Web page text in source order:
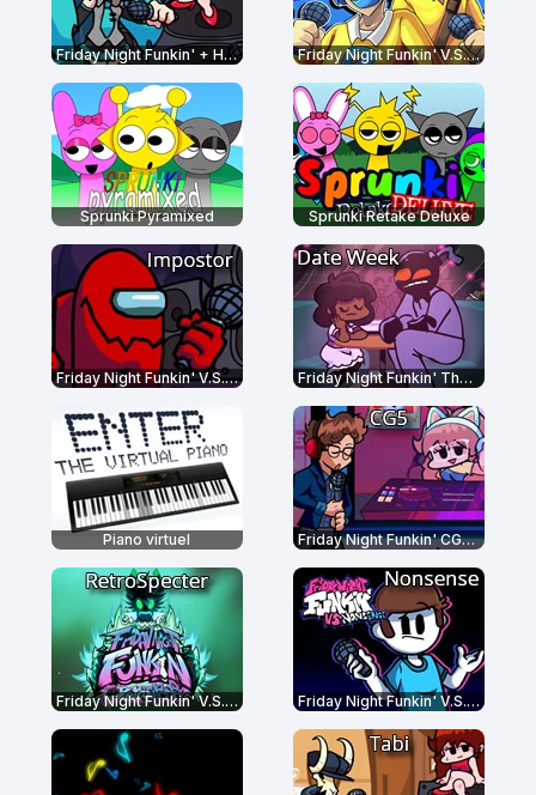
Friday Night Funkin' + Hatsune Miku Friday Night Funkin' V.S. Bob and Bosip
Sprunki Pyramixed Sprunki Retake Deluxe
Friday Night Funkin' V.S. Impostor Friday Night Funkin' The Date Week
Piano virtuel Friday Night Funkin' CG5 Edition
Friday Night Funkin' V.S. RetroSpecter Friday Night Funkin' V.S. Nonsense